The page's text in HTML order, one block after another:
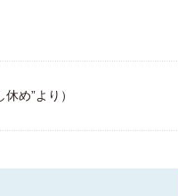
め”より）